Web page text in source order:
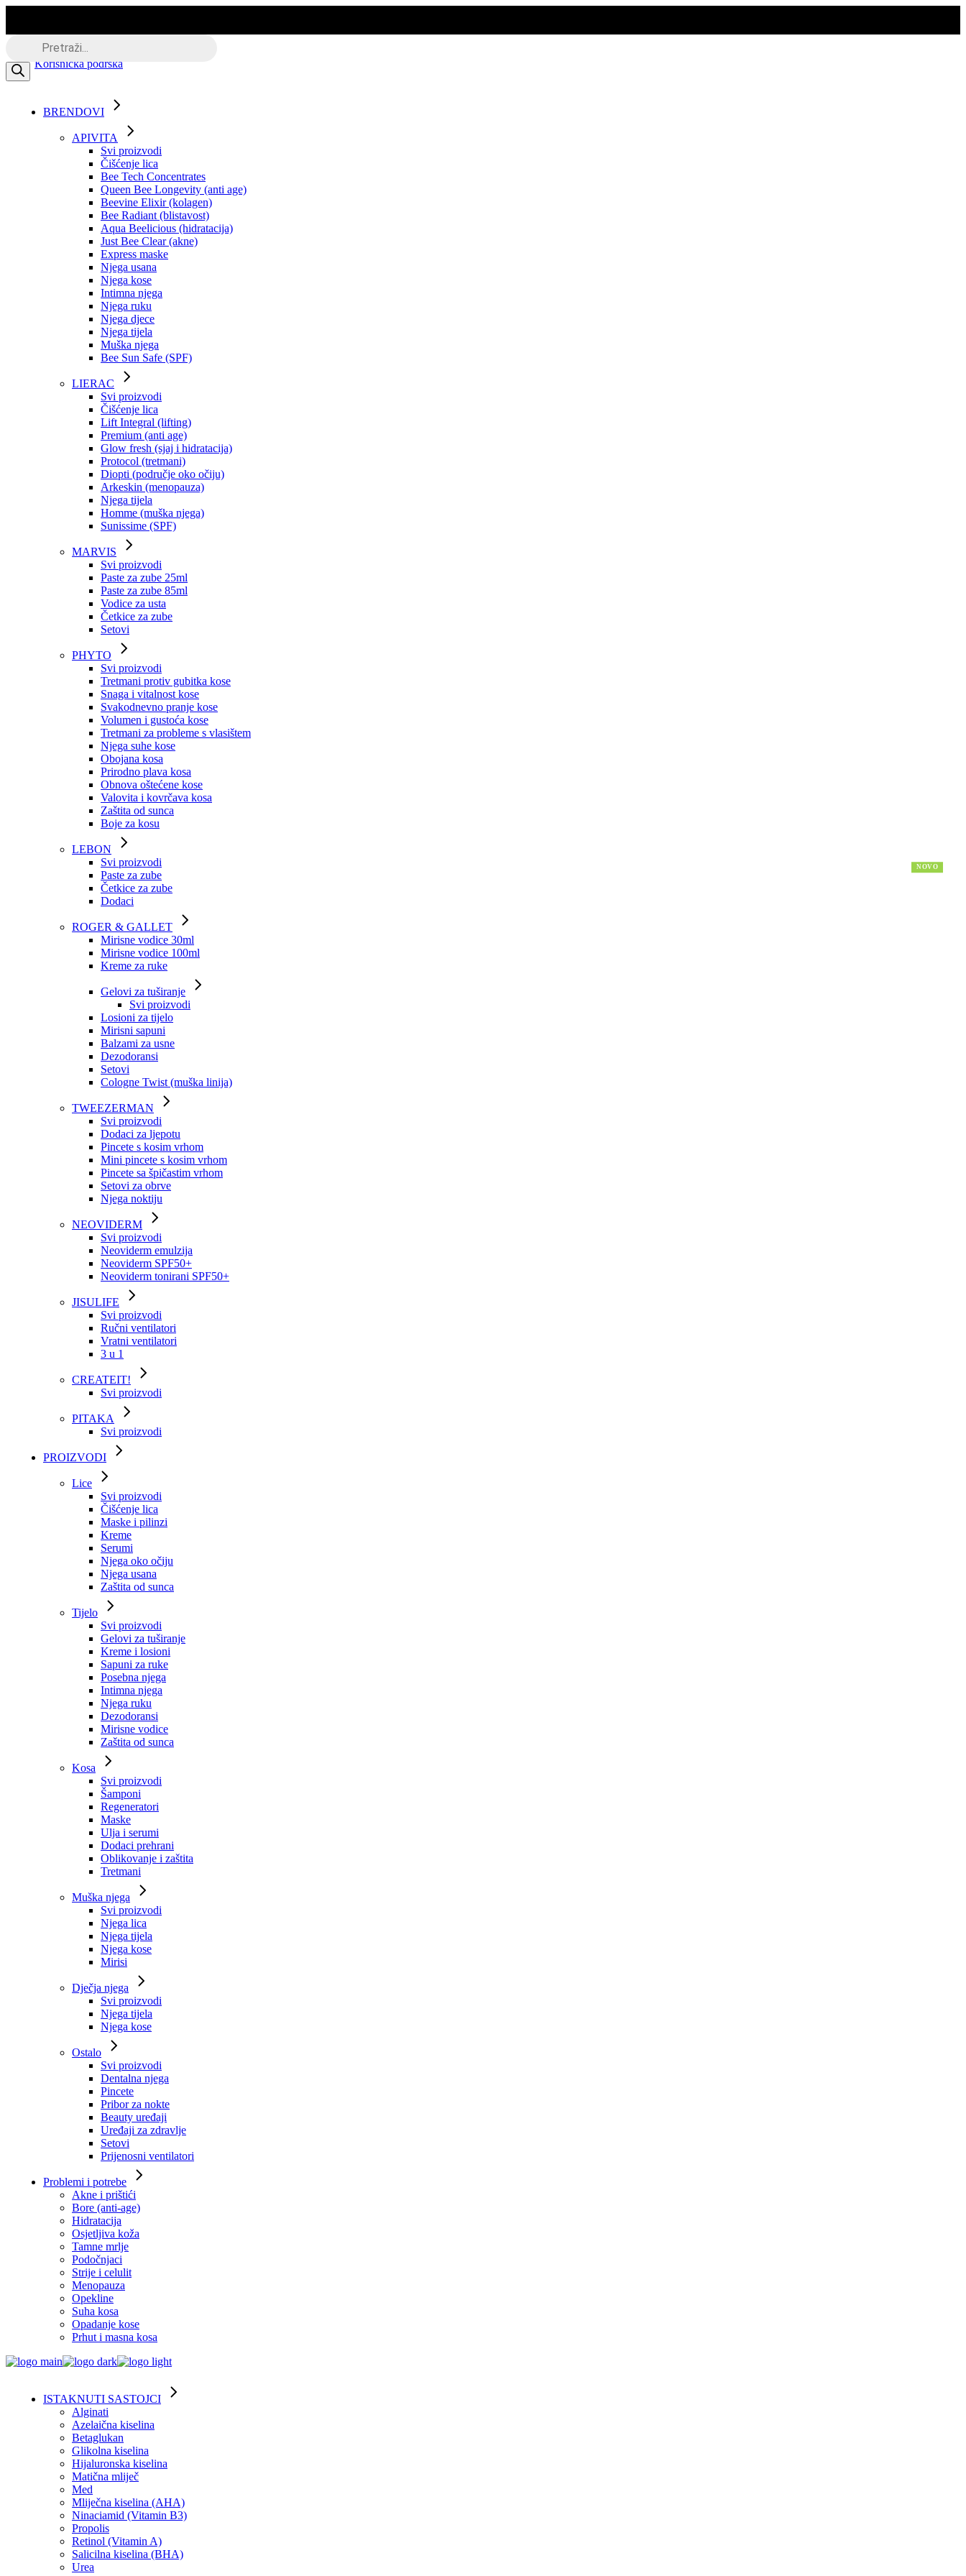
the
Korisnička podrška
BRENDOVI
APIVITA
Svi proizvodi
Čišćenje lica
Bee Tech Concentrates
Queen Bee Longevity (anti age)
Beevine Elixir (kolagen)
Bee Radiant (blistavost)
Aqua Beelicious (hidratacija)
Just Bee Clear (akne)
Express maske
Njega usana
Njega kose
Intimna njega
Njega ruku
Njega djece
Njega tijela
Muška njega
Bee Sun Safe (SPF)
LIERAC
Svi proizvodi
Čišćenje lica
Lift Integral (lifting)
Premium (anti age)
Glow fresh (sjaj i hidratacija)
Protocol (tretmani)
Diopti (područje oko očiju)
Arkeskin (menopauza)
Njega tijela
Homme (muška njega)
Sunissime (SPF)
MARVIS
Svi proizvodi
Paste za zube 25ml
Paste za zube 85ml
Vodice za usta
Četkice za zube
Setovi
PHYTO
Svi proizvodi
Tretmani protiv gubitka kose
Snaga i vitalnost kose
Svakodnevno pranje kose
Volumen i gustoća kose
Tretmani za probleme s vlasištem
Njega suhe kose
Obojana kosa
Prirodno plava kosa
Obnova oštećene kose
Valovita i kovrčava kosa
Zaštita od sunca
Boje za kosu
LEBON
Svi proizvodi
Paste za zube
Četkice za zube
Dodaci
ROGER & GALLET
Mirisne vodice 30ml
Mirisne vodice 100ml
Kreme za ruke
Gelovi za tuširanje
Svi proizvodi
Losioni za tijelo
Mirisni sapuni
Balzami za usne
Dezodoransi
Setovi
Cologne Twist (muška linija)
TWEEZERMAN
Svi proizvodi
Dodaci za ljepotu
Pincete s kosim vrhom
Mini pincete s kosim vrhom
Pincete sa špičastim vrhom
Setovi za obrve
Njega noktiju
NEOVIDERM
Svi proizvodi
Neoviderm emulzija
Neoviderm SPF50+
Neoviderm tonirani SPF50+
JISULIFE
Svi proizvodi
Ručni ventilatori
Vratni ventilatori
3 u 1
CREATEIT!
Svi proizvodi
PITAKA
Svi proizvodi
PROIZVODI
Lice
Svi proizvodi
Čišćenje lica
Maske i pilinzi
Kreme
Serumi
Njega oko očiju
Njega usana
Zaštita od sunca
Tijelo
Svi proizvodi
Gelovi za tuširanje
Kreme i losioni
Sapuni za ruke
Posebna njega
Intimna njega
Njega ruku
Dezodoransi
Mirisne vodice
Zaštita od sunca
Kosa
Svi proizvodi
Šamponi
Regeneratori
Maske
Ulja i serumi
Dodaci prehrani
Oblikovanje i zaštita
Tretmani
Muška njega
Svi proizvodi
Njega lica
Njega tijela
Njega kose
Mirisi
Dječja njega
Svi proizvodi
Njega tijela
Njega kose
Ostalo
Svi proizvodi
Dentalna njega
Pincete
Pribor za nokte
Beauty uređaji
Uređaji za zdravlje
Setovi
Prijenosni ventilatori
Problemi i potrebe
Akne i prištići
Bore (anti-age)
Hidratacija
Osjetljiva koža
Tamne mrlje
Podočnjaci
Strije i celulit
Menopauza
Opekline
Suha kosa
Opadanje kose
Prhut i masna kosa
ISTAKNUTI SASTOJCI
Alginati
Azelaična kiselina
Betaglukan
Glikolna kiselina
Hijaluronska kiselina
Matična mliječ
Med
Mliječna kiselina (AHA)
Ninaciamid (Vitamin B3)
Propolis
Retinol (Vitamin A)
Salicilna kiselina (BHA)
Urea